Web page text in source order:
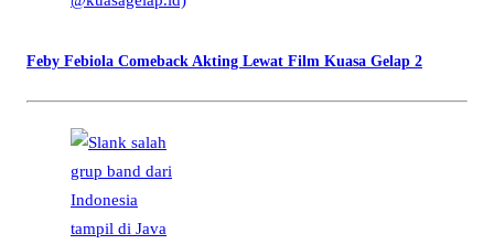
Feby Febiola Comeback Akting Lewat Film Kuasa Gelap 2